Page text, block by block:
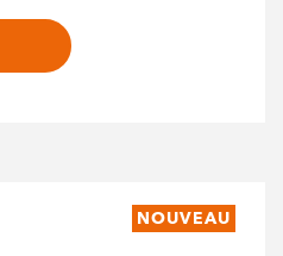
NOUVEAU